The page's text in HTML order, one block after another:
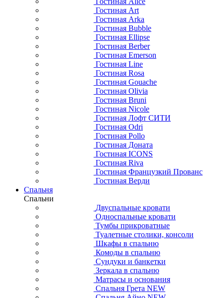
Гостиная Art
Гостиная Arka
Гостиная Bubble
Гостиная Ellipse
Гостиная Berber
Гостиная Emerson
Гостиная Line
Гостиная Rosa
Гостиная Gouache
Гостиная Olivia
Гостиная Bruni
Гостиная Nicole
Гостиная Лофт СИТИ
Гостиная Odri
Гостиная Pollo
Гостиная Доната
Гостиная ICONS
Гостиная Riva
Гостиная Французкий Прованс
Гостиная Верди
Спальня
Спальни
Двуспальные кровати
Односпальные кровати
Тумбы прикроватные
Туалетные столики, консоли
Шкафы в спальню
Комоды в спальню
Сундуки и банкетки
Зеркала в спальню
Матрасы и основания
Спальня Грета NEW